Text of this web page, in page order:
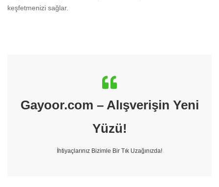
keşfetmenizi sağlar.
Gayoor.com – Alışverişin Yeni
Yüzü!
İhtiyaçlarınız Bizimle Bir Tık Uzağınızda!